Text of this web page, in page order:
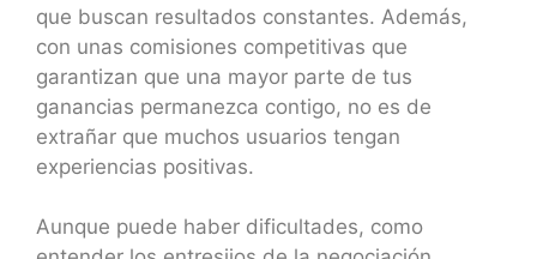
que buscan resultados constantes. Además,
con unas comisiones competitivas que
garantizan que una mayor parte de tus
ganancias permanezca contigo, no es de
extrañar que muchos usuarios tengan
experiencias positivas.
Aunque puede haber dificultades, como